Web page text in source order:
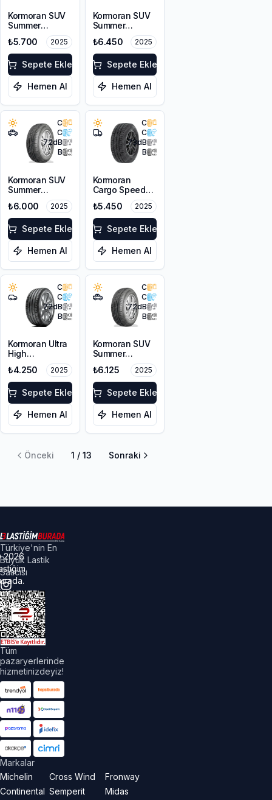
Kormoran SUV
Summer
235/50R18 97V
₺5.700 2025
Sepete Ekle
Hemen Al
Kormoran SUV
Summer
265/65R17 116H
XL
₺6.450 2025
Sepete Ekle
Hemen Al
C
C
72dB
B
Kormoran SUV
Summer
255/60R18 112V
XL
₺6.000 2025
Sepete Ekle
Hemen Al
C
C
73dB
B
Kormoran
Cargo Speed
225/75R16C
118/116R
₺5.450 2025
Sepete Ekle
Hemen Al
C
C
72dB
B
Kormoran Ultra
High
Performance
215/50ZR17
95W XL
₺4.250 2025
Sepete Ekle
Hemen Al
C
C
72dB
B
Kormoran SUV
Summer
225/60R18
104V XL
₺6.125 2025
Sepete Ekle
Hemen Al
Önceki 1 / 13 Sonraki
Türkiye'nin En
Büyük Lastik
Satıcısı
Tüm
pazaryerlerinde
hizmetinizdeyiz!
Markalar
Michelin
Continental
Cross Wind
Semperit
Fronway
Midas
2026